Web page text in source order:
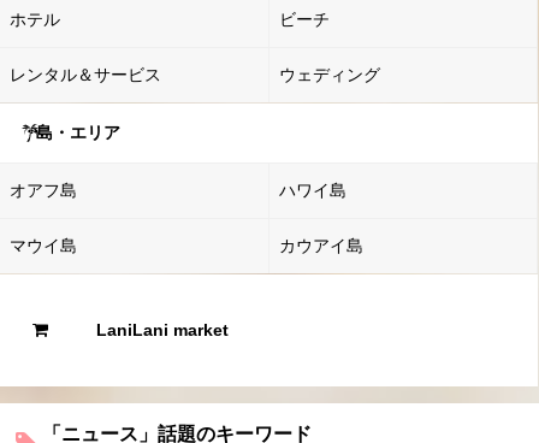
ホテル ビーチ
レンタル＆サービス ウェディング
島・エリア
オアフ島 ハワイ島
マウイ島 カウアイ島
LaniLani market
「ニュース」話題のキーワード